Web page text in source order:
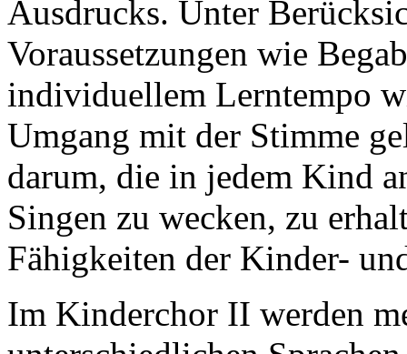
Ausdrucks. Unter
Voraussetzungen wie
individuellem Lerntempo
Umgang mit der Stimme
darum, die in jedem Kind
Singen zu wecken, zu
Fähigkeiten der Kinder-
Im Kinderchor II werden